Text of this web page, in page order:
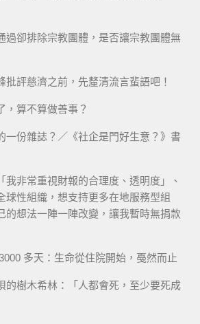
過卻排除宗教團體，是否讓宗教團體無
批評慈濟之前，先釐清流言蜚語吧！
，算不算做善事？
一份雜誌？／《社企是門好生意？》書
我非常重視財報的合理度、透明度」、
球性組織，想支持更多在地服務型組
的想法一陣一陣改變，讓我暫時無捐款
多天：生命從住院開始，戞然而止
的樹木希林：「人都會死，至少要死成